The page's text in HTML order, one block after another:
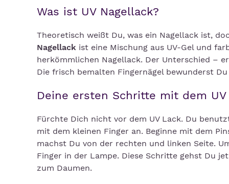
Was ist UV Nagellack?
Theoretisch weißt Du, was ein Nagellack ist,
Nagellack ist eine Mischung aus UV-Gel und
herkömmlichen Nagellack. Der Unterschied –
Die frisch bemalten Fingernägel bewunderst
Deine ersten Schritte mit dem UV
Fürchte Dich nicht vor dem UV Lack. Du
mit dem kleinen Finger an. Beginne mit dem
machst Du von der rechten und linken Seite.
Finger in der Lampe. Diese Schritte gehst Du
zum Daumen.